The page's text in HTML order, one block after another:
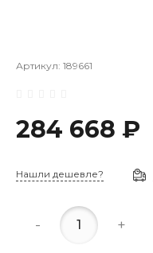
Артикул: 189661
284 668 ₽
Нашли дешевле?
- +